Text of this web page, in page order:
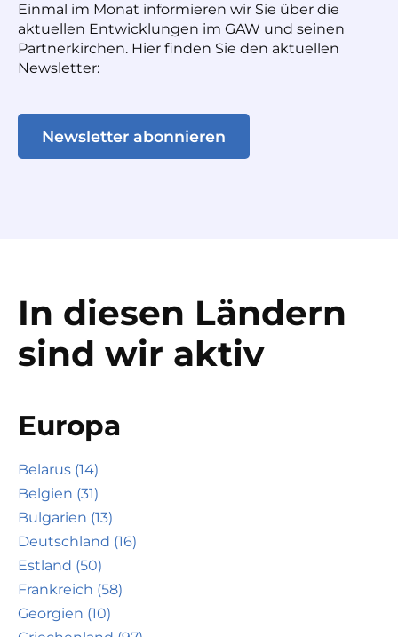
Einmal im Monat informieren wir Sie über die
aktuellen Entwicklungen im GAW und seinen
Partnerkirchen. Hier finden Sie den aktuellen
Newsletter:
Newsletter abonnieren
In diesen Ländern
sind wir aktiv
Europa
Belarus (14)
Belgien (31)
Bulgarien (13)
Deutschland (16)
Estland (50)
Frankreich (58)
Georgien (10)